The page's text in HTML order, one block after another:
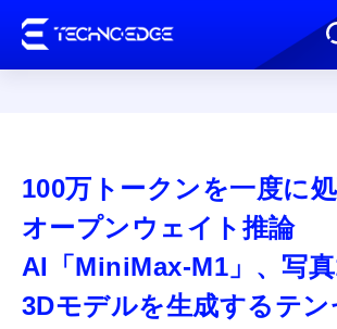
AI
ガジェット
100万トークンを一度に
オープンウェイト推論
AI「MiniMax-M1」、写
3Dモデルを生成するテン